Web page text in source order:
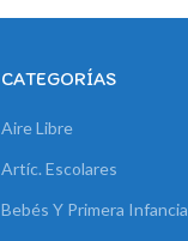
CATEGORÍAS
Aire Libre
Artíc. Escolares
Bebés Y Primera Infancia